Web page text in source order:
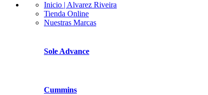
Inicio | Alvarez Riveira
Tienda Online
Nuestras Marcas
Sole Advance
Cummins